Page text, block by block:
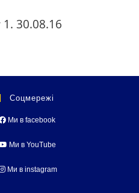
30.08.16
Соцмережі
Ми в facebook
Ми в YouTube
Ми в instagram